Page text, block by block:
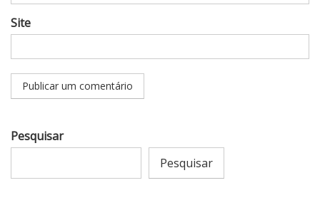
Site
Pesquisar
Pesquisar